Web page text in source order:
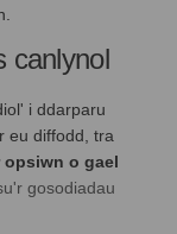
canlynol
i ddarparu
eu diffodd, tra
o gael
gosodiadau